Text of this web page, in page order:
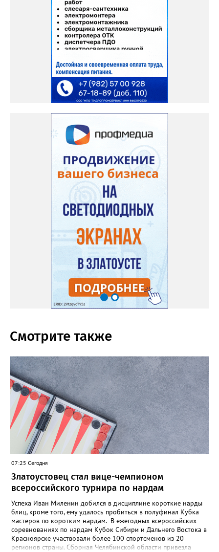
Смотрите также
07:25 Сегодня
Златоустовец стал вице-чемпионом
всероссийского турнира по нардам
Успеха Иван Миленин добился в дисциплине короткие нарды
блиц, кроме того, ему удалось пробиться в полуфинал Кубка
мастеров по коротким нардам. В ежегодных всероссийских
соревнованиях по нардам Кубок Сибири и Дальнего Востока в
Красноярске участвовали более 100 спортсменов из 20
регионов страны. Сборная Челябинской области привезла